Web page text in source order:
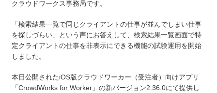
クラウドワークス事務局です。
「検索結果一覧で同じクライアントの仕事が並んでしまい仕事
を探しづらい」という声にお答えして、検索結果一覧画面で特
定クライアントの仕事を非表示にできる機能の試験運用を開始
しました。
本日公開されたiOS版クラウドワーカー（受注者）向けアプリ
「CrowdWorks for Worker」の新バージョン2.36.0にて提供し